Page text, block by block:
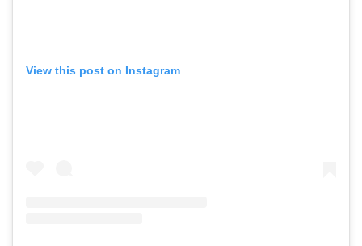
View this post on Instagram